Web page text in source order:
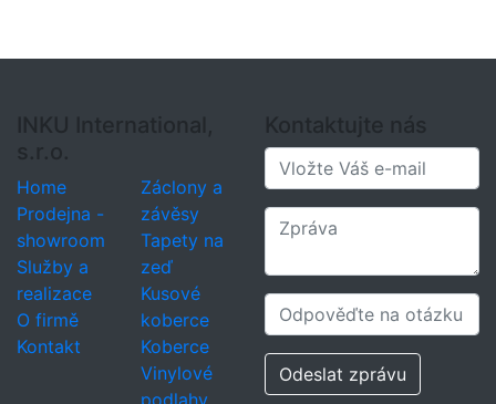
INKU International,
s.r.o.
Home
Prodejna -
showroom
Služby a
realizace
O firmě
Kontakt
Záclony a
závěsy
Tapety na
zeď
Kusové
koberce
Koberce
Vinylové
podlahy
Kontaktujte nás
Odeslat zprávu